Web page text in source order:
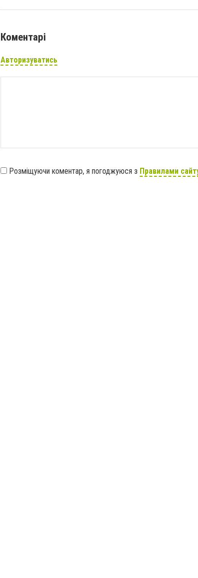
Коментарі
Авторизуватись
Розміщуючи коментар, я погоджуюся з Правилами